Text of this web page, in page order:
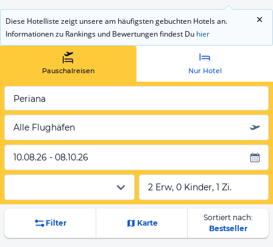
Diese Hotelliste zeigt unsere am häufigsten gebuchten Hotels an.
Informationen zu Rankings und Bewertungen findest Du hier
Pauschalreisen Nur Hotel
Periana
Alle Flughäfen
10.08.26 - 08.10.26
2 Erw, 0 Kinder, 1 Zi.
Filter Karte
Sortiert nach:
Bestseller